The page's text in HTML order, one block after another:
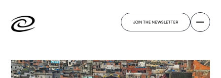
JOIN THE NEWSLETTER